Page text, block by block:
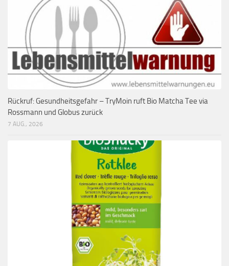
Rückruf: Gesundheitsgefahr – TryMoin ruft Bio Matcha Tee via
Rossmann und Globus zurück
7 AUG., 2026